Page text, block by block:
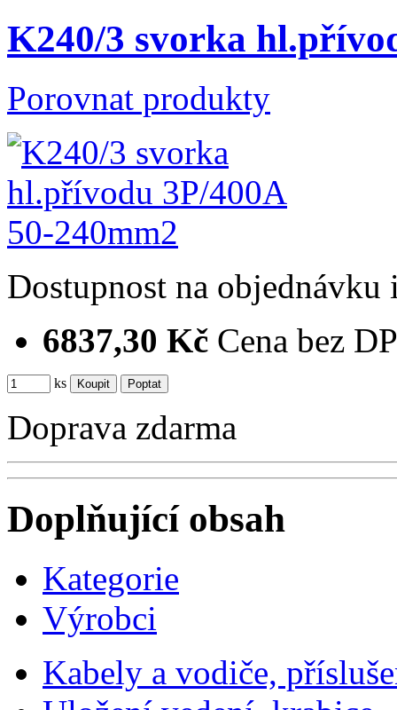
K240/3 svorka
Porovnat produkty
Dostupnost na objednávku
6837,30 Kč Cena bez
ks
Doprava zdarma
Doplňující obsah
Kategorie
Výrobci
Kabely a vodiče,